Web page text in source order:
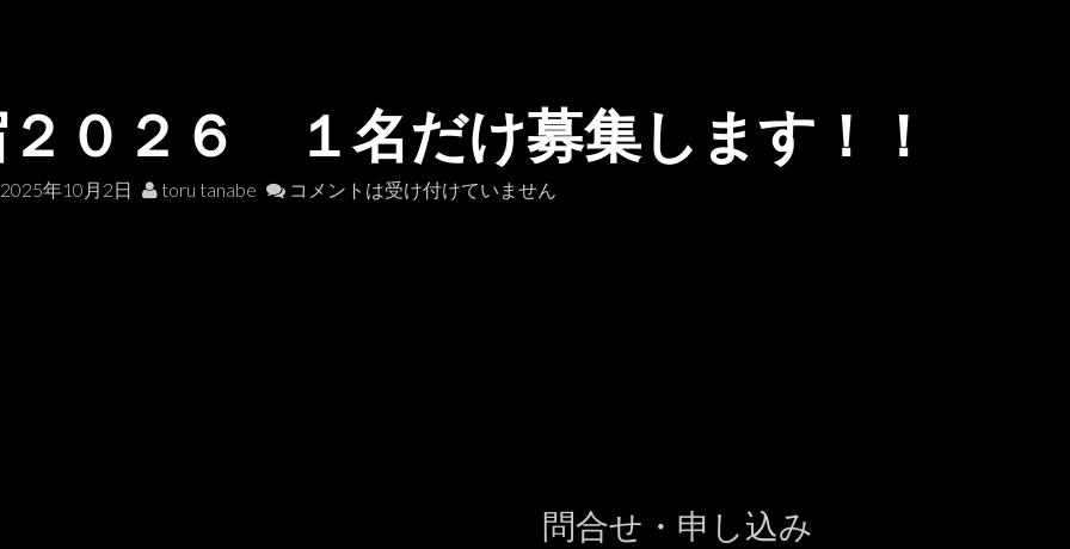
０２６ １名だけ募集します！！
2025年10月2日 toru tanabe コメントは受け付けていません
問合せ・申し込み